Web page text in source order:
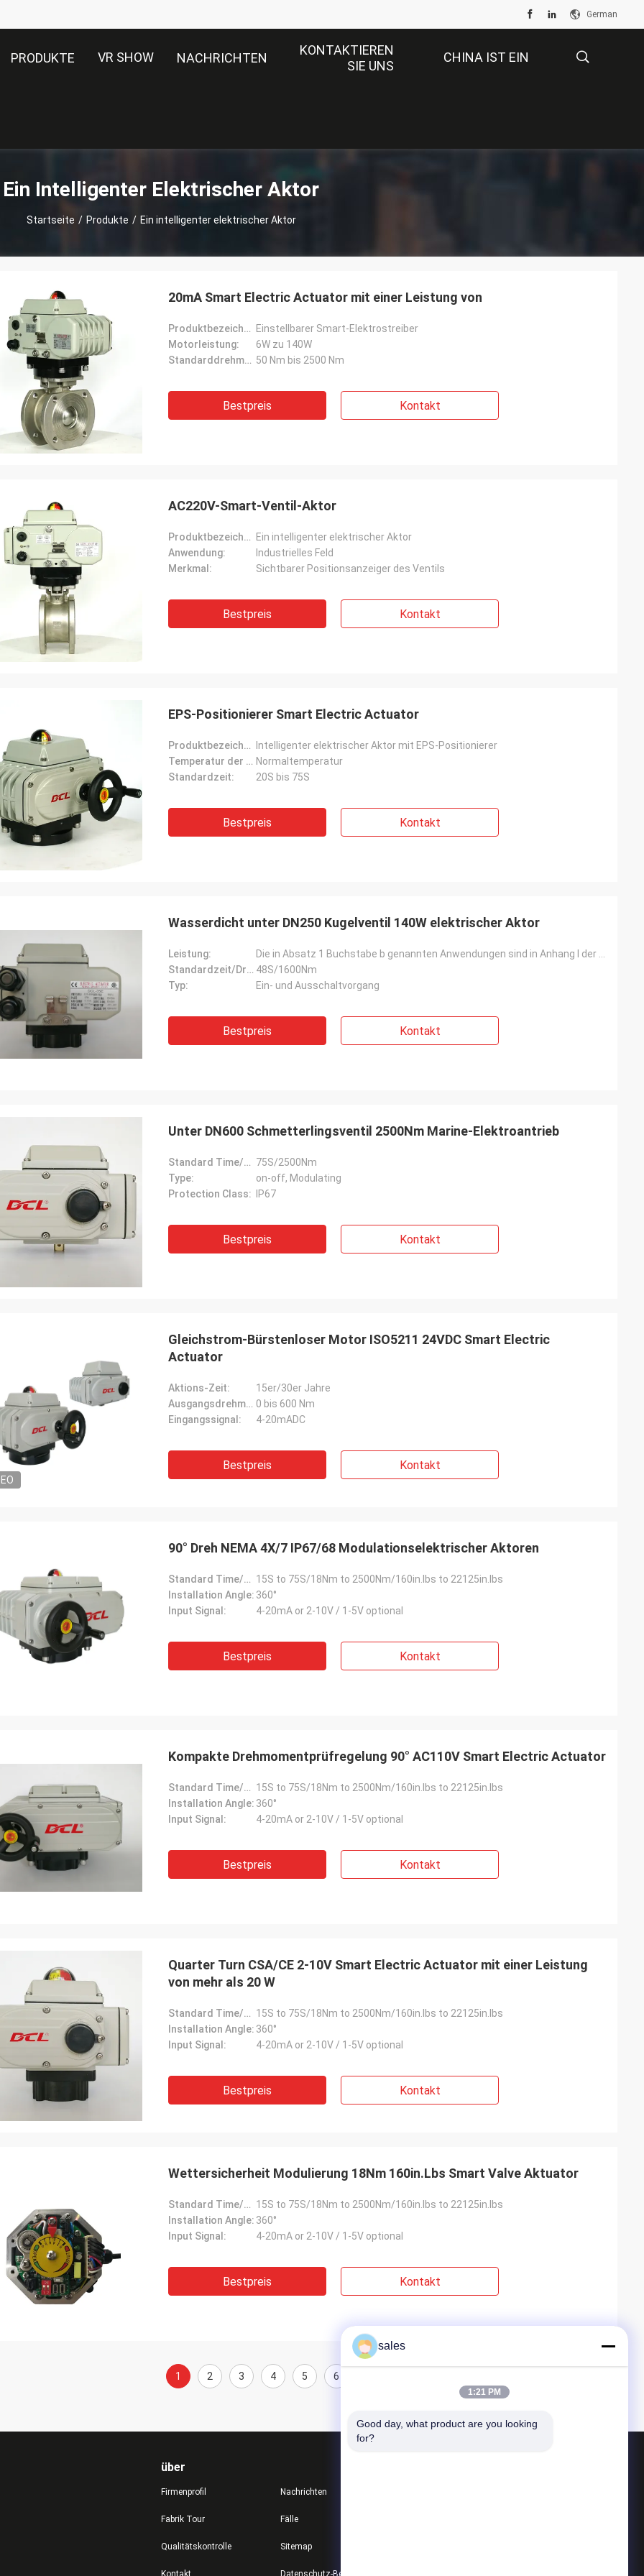
German
PRODUKTE VR SHOW NACHRICHTEN
KONTAKTIEREN
SIE UNS
CHINA IST EIN
Ein Intelligenter Elektrischer Aktor
Startseite / Produkte / Ein intelligenter elektrischer Aktor
mit den Produkten von DCL sehr
machen immer viele
und Tests, um ihre neuen
zu bestätigen und zu
sind auch erstaunt über
Qualitätskontrolle für die
Teile.
Midea Group - China
Partner und Lieferant.Unsere zentralen
Klimaanlagen bedienen Kunden aus der
HVAC-Branche auf der ganzen Welt mit
sehr zuverlässige Produkte und sehr
pünktlichen Service zur Verfügung, um
uns zu unterstützen.
20mA Smart Electric Actuator mit einer Leistung von
Produktbezeichnung:
Einstellbarer Smart-Elektrostreiber
Motorleistung:
6W zu 140W
Standarddrehmoment: 50 Nm bis 2500 Nm
Bestpreis Kontakt
AC220V-Smart-Ventil-Aktor
Produktbezeichnung:
Ein intelligenter elektrischer Aktor
Anwendung:
Industrielles Feld
Merkmal:
Sichtbarer Positionsanzeiger des Ventils
Bestpreis Kontakt
EPS-Positionierer Smart Electric Actuator
Produktbezeichnung:
Intelligenter elektrischer Aktor mit EPS-Positionierer
Temperatur der Medien: Normaltemperatur
Standardzeit:
20S bis 75S
Bestpreis Kontakt
Wasserdicht unter DN250 Kugelventil 140W elektrischer Aktor
Leistung:
Standardzeit/Drehmoment: 48S/1600Nm
Typ:
Ein- und Ausschaltvorgang
Bestpreis Kontakt
Unter DN600 Schmetterlingsventil 2500Nm Marine-Elektroantrieb
Standard Time/Torque: 75S/2500Nm
Type:
on-off, Modulating
Protection Class:
IP67
Bestpreis Kontakt
Gleichstrom-Bürstenloser Motor ISO5211 24VDC Smart Electric
Actuator
Aktions-Zeit:
15er/30er Jahre
Ausgangsdrehmoment: 0 bis 600 Nm
Eingangssignal:
4-20mADC
Bestpreis Kontakt
90° Dreh NEMA 4X/7 IP67/68 Modulationselektrischer Aktoren
Standard Time/Torque: 15S to 75S/18Nm to 2500Nm/160in.lbs to 22125in.lbs
Installation Angle: 360°
Input Signal:
4-20mA or 2-10V / 1-5V optional
Bestpreis Kontakt
Kompakte Drehmomentprüfregelung 90° AC110V Smart Electric Actuator
Standard Time/Torque: 15S to 75S/18Nm to 2500Nm/160in.lbs to 22125in.lbs
Installation Angle: 360°
Input Signal:
4-20mA or 2-10V / 1-5V optional
Bestpreis Kontakt
Quarter Turn CSA/CE 2-10V Smart Electric Actuator mit einer Leistung
von mehr als 20 W
Standard Time/Torque: 15S to 75S/18Nm to 2500Nm/160in.lbs to 22125in.lbs
Installation Angle: 360°
Input Signal:
4-20mA or 2-10V / 1-5V optional
Bestpreis Kontakt
Wettersicherheit Modulierung 18Nm 160in.Lbs Smart Valve Aktuator
Standard Time/Torque: 15S to 75S/18Nm to 2500Nm/160in.lbs to 22125in.lbs
Installation Angle: 360°
Input Signal:
4-20mA or 2-10V / 1-5V optional
Bestpreis Kontakt
1 2 3 4 5 6
über
Firmenprofil
Fabrik Tour
Qualitätskontrolle
Kontakt
Nachrichten
Fälle
Sitemap
sales
1:21 PM
Good day, what product are you looking
for?